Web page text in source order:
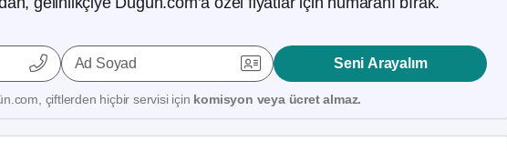
Ad Soyad Seni Arayalım
çiftlerden hiçbir servisi için komisyon veya ücret almaz.